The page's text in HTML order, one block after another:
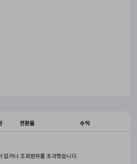
전환율 수익
없거나 조회범위를 초과했습니다.